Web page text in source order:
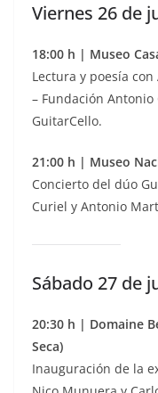
Viernes 26 de
18:00 h | Museo
Lectura y poesía
– Fundación
GuitarCello.
21:00 h | Museo
Concierto del dúo
Curiel y Antonio
Sábado 27 de
20:30 h | Domaine
Seca)
Inauguración de la